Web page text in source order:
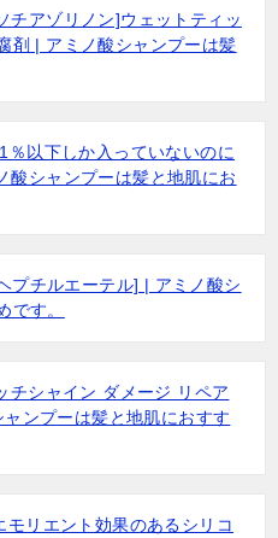
チアゾリノン]ウェットティッ
剤 | アミノ酸シャンプーは髪
％以下しか入っていないのに
酸シャンプーは髪と地肌にお
プチルエーテル] | アミノ酸シ
です。
チシャイン ダメージ リペア
ンプーは髪と地肌におすす
モリエント効果のあるシリコ